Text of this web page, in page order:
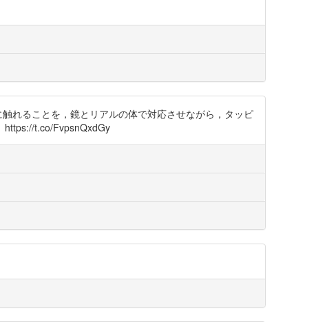
れることを，鏡とリアルの体で対応させながら，タッピ
https://t.co/FvpsnQxdGy